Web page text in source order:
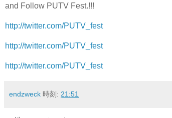
and Follow PUTV Fest.!!!
http://twitter.com/PUTV_fest
http://twitter.com/PUTV_fest
http://twitter.com/PUTV_fest
endzweck 時刻: 21:51